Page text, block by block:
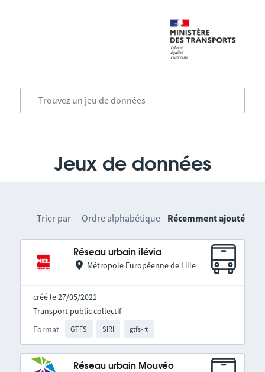
Jeux de données
Trier par Ordre alphabétique Récemment ajouté
Réseau urbain ilévia
Métropole Européenne de Lille
créé le 27/05/2021
Format GTFS SIRI gtfs-rt
Transport public collectif
Réseau urbain Mouvéo